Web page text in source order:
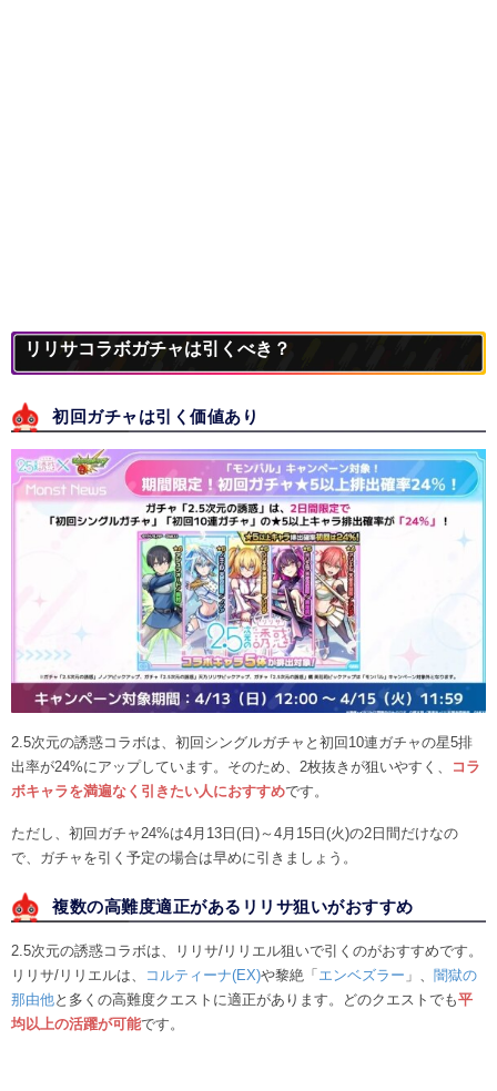
リリサコラボガチャは引くべき？
初回ガチャは引く価値あり
2.5次元の誘惑コラボは、初回シングルガチャと初回10連ガチャの星5排
出率が24%にアップしています。そのため、2枚抜きが狙いやすく、
コラ
ボキャラを満遍なく引きたい人におすすめです。
ただし、初回ガチャ24%は4月13日(日)～4月15日(火)の2日間だけなの
で、ガチャを引く予定の場合は早めに引きましょう。
複数の高難度適正があるリリサ狙いがおすすめ
2.5次元の誘惑コラボは、リリサ/リリエル狙いで引くのがおすすめです。
リリサ/リリエルは、
コルティーナ(EX)や黎絶「 エンベズラー 」、 闇獄の
那由他と多くの高難度クエストに適正があります。どのクエストでも平
均以上の活躍が可能です。